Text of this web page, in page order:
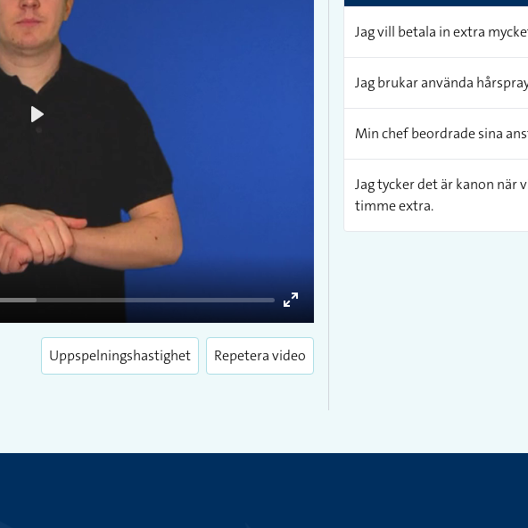
Enter
fullscreen
Uppspelningshastighet Repetera video
Jag vill betala in extra
Jag brukar använda
Min chef beordrade sina
Jag tycker det är kanon
timme extra.